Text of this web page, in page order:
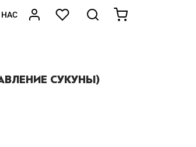
НАС
СУКУНЫ)